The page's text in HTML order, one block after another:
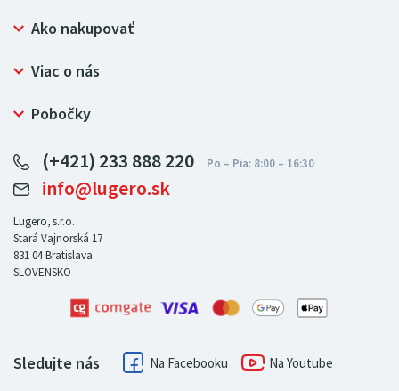
Ako nakupovať
Prečo nakupovať u LUGERO
Ochrana osobných údajov
Viac o nás
Bezpečný nákup
Certifikát NATUR-PACK
Pre predajcov
Pobočky
LUGERO Nemecko
LUGERO Česká republika
LUGERO Maďarsko
LUGERO Rakousko
(+421) 233 888 220
info@lugero.sk
Lugero, s.r.o.
Stará Vajnorská 17
831 04Bratislava
SLOVENSKO
Sledujte nás Facebook Youtube